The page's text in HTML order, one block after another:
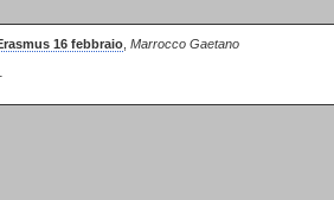
16 febbraio Marrocco Gaetano
.